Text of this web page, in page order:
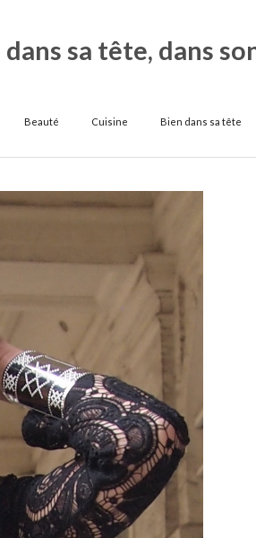
sa tête, dans
Beauté Cuisine Bien dans sa tête